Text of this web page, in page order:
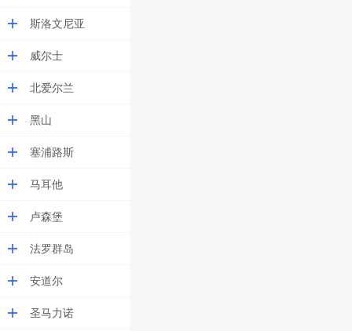
斯洛文尼亚
威尔士
北爱尔兰
黑山
塞浦路斯
马耳他
卢森堡
法罗群岛
安道尔
圣马力诺